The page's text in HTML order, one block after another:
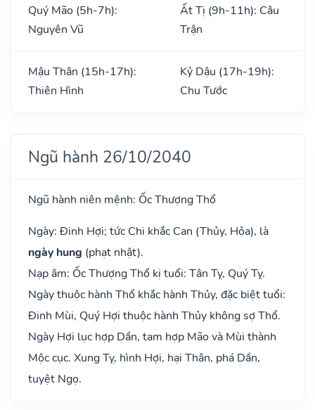
Quý Mão (5h-7h):
Nguyên Vũ
Ất Tị (9h-11h): Câu
Trận
Mậu Thân (15h-17h):
Thiên Hình
Kỷ Dậu (17h-19h):
Chu Tước
Ngũ hành 26/10/2040
Ngũ hành niên mệnh: Ốc Thượng Thổ
Ngày: Đinh Hợi; tức Chi khắc Can (Thủy, Hỏa), là
ngày hung (phạt nhật).
Nạp âm: Ốc Thượng Thổ kị tuổi: Tân Tỵ, Quý Tỵ.
Ngày thuộc hành Thổ khắc hành Thủy, đặc biệt tuổi:
Đinh Mùi, Quý Hợi thuộc hành Thủy không sợ Thổ.
Ngày Hợi lục hợp Dần, tam hợp Mão và Mùi thành
Mộc cục. Xung Tỵ, hình Hợi, hại Thân, phá Dần,
tuyệt Ngọ.